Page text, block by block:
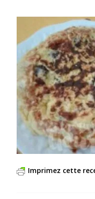
Imprimez cette